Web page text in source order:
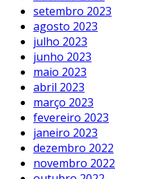
setembro 2023
agosto 2023
julho 2023
junho 2023
maio 2023
abril 2023
março 2023
fevereiro 2023
janeiro 2023
dezembro 2022
novembro 2022